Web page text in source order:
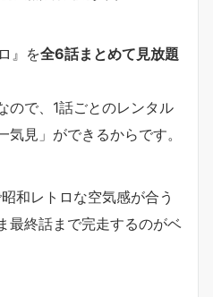
』を全6話まとめて見放題
ので、1話ごとのレンタル
見」ができるからです。
和レトロな空気感が合う
最終話まで完走するのがベ